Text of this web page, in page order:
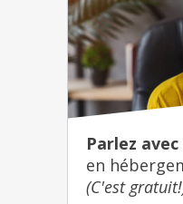
Parlez
en
(C'est